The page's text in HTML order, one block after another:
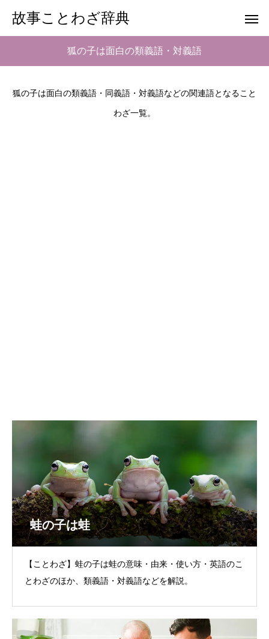
故事ことわざ辞典
狐の子は面白の類義語・対義語
狐の子は面白の類義語・同義語・対義語などの関連語となること
わざ一覧。
蛙の子は蛙
【ことわざ】蛙の子は蛙の意味・由来・使い方・英語のこ
とわざのほか、類義語・対義語などを解説。